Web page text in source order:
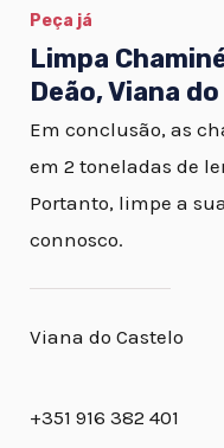
Peça já
Limpa
Deão, Viana
Em conclusão, as
em 2 toneladas de
Portanto, limpe a
connosco.
Viana do Castelo
+351 916 382 401